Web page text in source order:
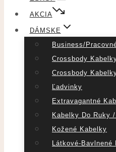
AKCIA
DÁMSKE
Business/
Crossbody
Crossbody
Ľadvinky
Extravagantné
Kabelky Do Ruky
Kožené Kabelky
Látkové-Bavlnené